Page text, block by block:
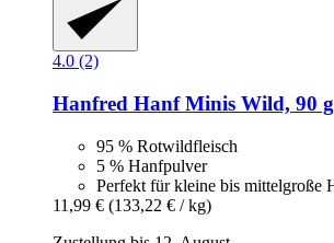
4.0 (2)
Hanfred Hanf Minis Wild, 90 g
95 % Rotwildfleisch
5 % Hanfpulver
Perfekt für kleine bis mittelgroße
11,99 € (133,22 € / kg)